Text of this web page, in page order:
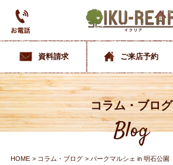
資料請求 ご来店予約
コラム・ブログ
Blog
HOME コラム・ブログ パークマルシェ in 明石公園